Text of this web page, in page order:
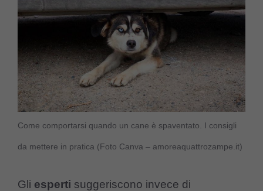
Come comportarsi quando un cane è spaventato. I consigli
da mettere in pratica (Foto Canva – amoreaquattrozampe.it)
Gli esperti suggeriscono invece di